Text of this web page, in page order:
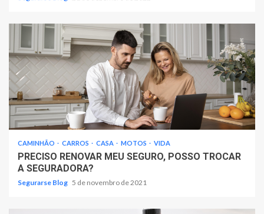
CAMINHÃO CARROS CASA MOTOS VIDA
PRECISO RENOVAR MEU SEGURO, POSSO TROCAR
A SEGURADORA?
Segurarse Blog 5 de novembro de 2021